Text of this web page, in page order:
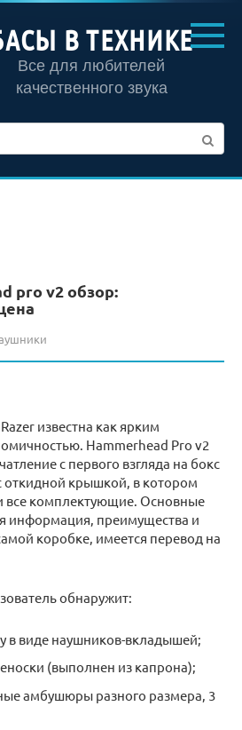
В ТЕХНИКЕ
Все для любителей
качественного звука
pro v2 обзор:
известна как ярким
Hammerhead Pro v2
с первого взгляда на бокс
откидной крышкой, в котором
все комплектующие. Основные
информация, преимущества и
коробке, имеется перевод на
обнаружит:
в виде наушников-вкладышей;
(выполнен из капрона);
амбушюры разного размера, 3